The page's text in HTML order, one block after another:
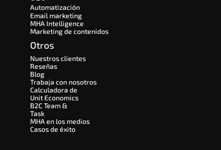
Automatización
Email marketing
MHA Intelligence
Marketing de contenidos
Otros
Nuestros clientes
Reseñas
Blog
Trabaja con nosotros
Calculadora de
Unit Economics
B2C Team &
Task
MHA en los medios
Casos de éxito